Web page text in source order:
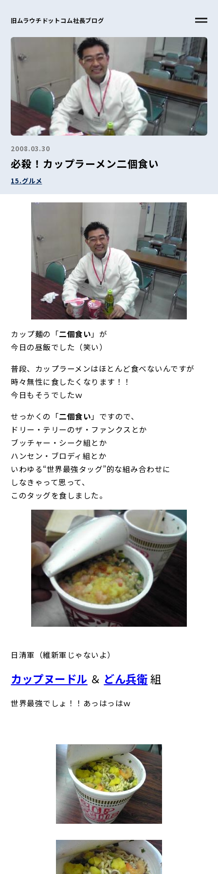
旧ムラウチドットコム社長ブログ
2008.03.30
必殺！カップラーメン二個食い
15.グルメ
カップ麺の「二個食い 」が
今日の昼飯でした（笑い）
普段、カップラーメンはほとんど食べないんですが
時々無性に食したくなります！！
今日もそうでしたｗ
せっかくの「二個食い 」ですので、
ドリー・テリーのザ・ファンクスとか
ブッチャー・シーク組とか
ハンセン・ブロディ組とか
いわゆる“世界最強タッグ”的な組み合わせに
しなきゃって思って、
このタッグを食しました。
日清軍（維新軍じゃないよ）
カップヌードル ＆ どん兵衛組
世界最強でしょ！！あっはっはｗ